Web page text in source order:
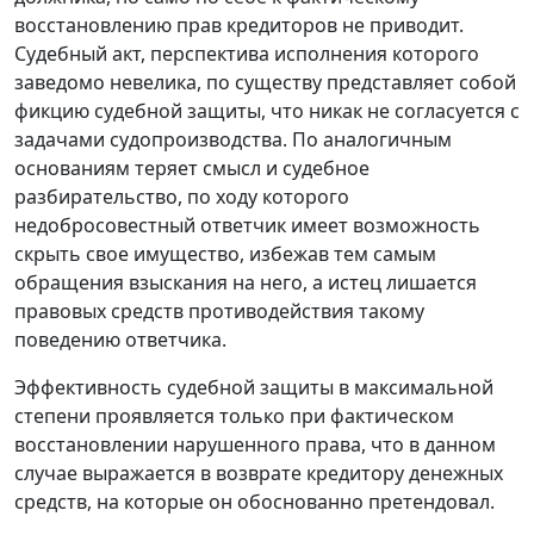
восстановлению прав кредиторов не приводит.
Судебный акт, перспектива исполнения которого
заведомо невелика, по существу представляет собой
фикцию судебной защиты, что никак не согласуется с
задачами судопроизводства. По аналогичным
основаниям теряет смысл и судебное
разбирательство, по ходу которого
недобросовестный ответчик имеет возможность
скрыть свое имущество, избежав тем самым
обращения взыскания на него, а истец лишается
правовых средств противодействия такому
поведению ответчика.
Эффективность судебной защиты в максимальной
степени проявляется только при фактическом
восстановлении нарушенного права, что в данном
случае выражается в возврате кредитору денежных
средств, на которые он обоснованно претендовал.